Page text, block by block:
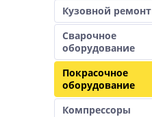
Кузовной ремонт
Сварочное
оборудование
Покрасочное
оборудование
Компрессоры